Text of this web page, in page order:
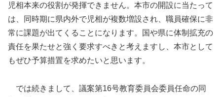
児相本来の役割が発揮できません。本市の開設に当たって
は、同時期に県内外で児相が複数増設され、職員確保に非
常に課題が出てくることになります。国や県に体制拡充の
責任を果たせと強く要求すべきと考えますし、本市として
もぜひ予算措置を求めたいと思います。
では続きまして、議案第16号教育委員会委員任命の同